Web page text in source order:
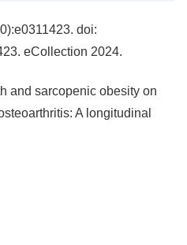
doi:
eCollection 2024.
and sarcopenic obesity on
A longitudinal